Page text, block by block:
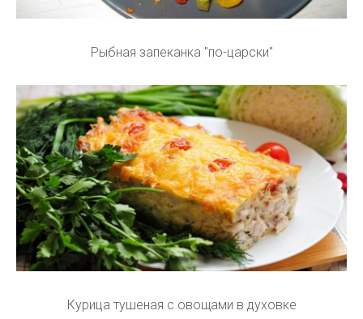
Рыбная запеканка "по-царски"
Курица тушеная с овощами в духовке